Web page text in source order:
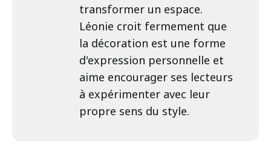
transformer un espace.
Léonie croit fermement que
la décoration est une forme
d'expression personnelle et
aime encourager ses lecteurs
à expérimenter avec leur
propre sens du style.